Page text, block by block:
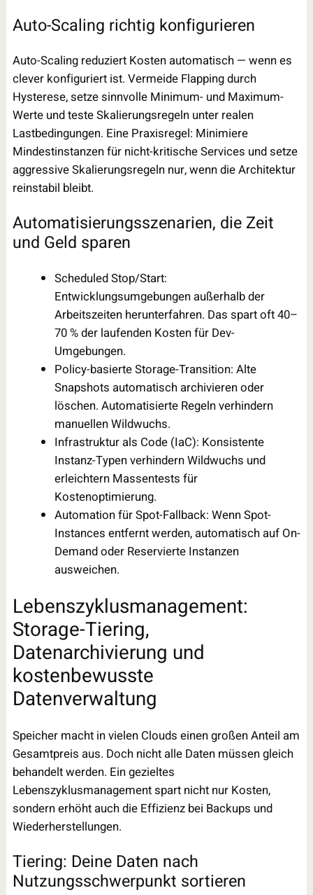
Auto-Scaling richtig konfigurieren
Auto-Scaling reduziert Kosten automatisch — wenn es
clever konfiguriert ist. Vermeide Flapping durch
Hysterese, setze sinnvolle Minimum- und Maximum-
Werte und teste Skalierungsregeln unter realen
Lastbedingungen. Eine Praxisregel: Minimiere
Mindestinstanzen für nicht-kritische Services und setze
aggressive Skalierungsregeln nur, wenn die Architektur
reinstabil bleibt.
Automatisierungsszenarien, die Zeit
und Geld sparen
Scheduled Stop/Start:
Entwicklungsumgebungen außerhalb der
Arbeitszeiten herunterfahren. Das spart oft 40–
70 % der laufenden Kosten für Dev-
Umgebungen.
Policy-basierte Storage-Transition: Alte
Snapshots automatisch archivieren oder
löschen. Automatisierte Regeln verhindern
manuellen Wildwuchs.
Infrastruktur als Code (IaC): Konsistente
Instanz-Typen verhindern Wildwuchs und
erleichtern Massentests für
Kostenoptimierung.
Automation für Spot-Fallback: Wenn Spot-
Instances entfernt werden, automatisch auf On-
Demand oder Reservierte Instanzen
ausweichen.
Lebenszyklusmanagement:
Storage-Tiering,
Datenarchivierung und
kostenbewusste
Datenverwaltung
Speicher macht in vielen Clouds einen großen Anteil am
Gesamtpreis aus. Doch nicht alle Daten müssen gleich
behandelt werden. Ein gezieltes
Lebenszyklusmanagement spart nicht nur Kosten,
sondern erhöht auch die Effizienz bei Backups und
Wiederherstellungen.
Tiering: Deine Daten nach
Nutzungsschwerpunkt sortieren